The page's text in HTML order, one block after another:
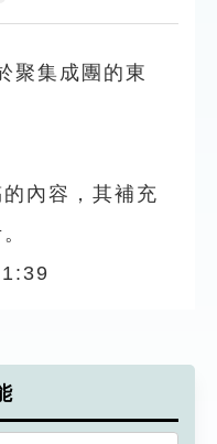
聚集成團的東
內容，其補充